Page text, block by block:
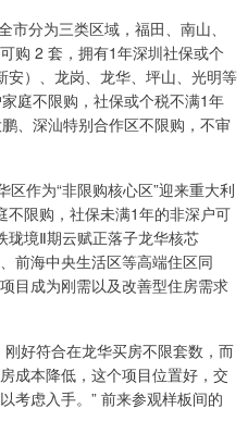
市分为三类区域，福田、南山、
购 2 套，拥有1年深圳社保或个
）、龙岗、龙华、坪山、光明等
庭不限购，社保或个税不满1年
、深汕特别合作区不限购，不审
区作为“非限购核心区”迎来重大利
限购，社保未满1年的非深户可
珑境Ⅱ期云赋正落子龙华核芯
前海中央生活区等高端住区同
目成为刚需以及改善型住房需求
好符合在龙华买房不限套数，而
成本降低，这个项目位置好，交
考虑入手。” 前来参观样板间的